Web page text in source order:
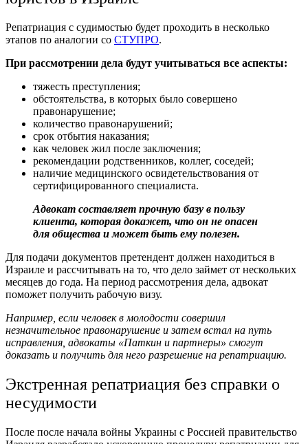
Репатриация с судимостью будет проходить в несколько
этапов по аналогии со СТУПРО.
При рассмотрении дела будут учитываться все аспекты:
тяжесть преступления;
обстоятельства, в которых было совершено
правонарушение;
количество правонарушений;
срок отбытия наказания;
как человек жил после заключения;
рекомендации родственников, коллег, соседей;
наличие медицинского освидетельствования от
сертифицированного специалиста.
Адвокат составляет прочную базу в пользу
клиента, которая докажет, что он не опасен
для общества и может быть ему полезен.
Для подачи документов претендент должен находиться в
Израиле и рассчитывать на то, что дело займет от нескольких
месяцев до года. На период рассмотрения дела, адвокат
поможет получить рабочую визу.
Например, если человек в молодости совершил
незначительное правонарушение и затем встал на путь
исправления, адвокаты «Паткин и партнеры» смогут
доказать и получить для него разрешение на репатриацию.
Экстренная репатриация без справки о
несудимости
После после начала войны Украины с Россией правительство